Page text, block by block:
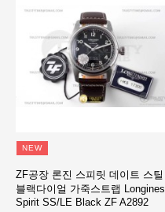
NEW
ZF공장 론진 스피릿 데이트 스틸
블랙다이얼 가죽스트랩 Longines
Spirit SS/LE Black ZF A2892